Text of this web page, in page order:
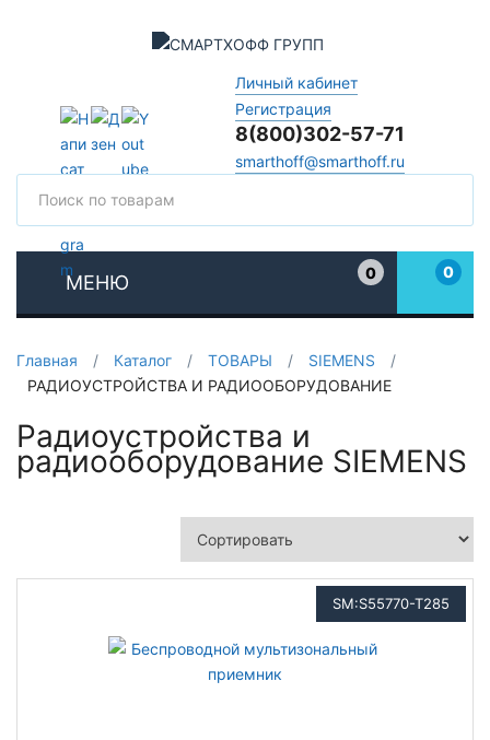
Личный кабинет
Регистрация
8(800)302-57-71
smarthoff@smarthoff.ru
МЕНЮ
0
0
Главная / Каталог / ТОВАРЫ / SIEMENS
/
РАДИОУСТРОЙСТВА И РАДИООБОРУДОВАНИЕ
Радиоустройства и
радиооборудование SIEMENS
SM:S55770-T285